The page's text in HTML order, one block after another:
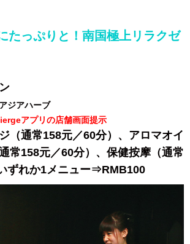
たっぷりと！南国極上リラクゼ
アジアハーブ
アプリの店舗画面提示
（通常158元／60分）、アロマオイ
常158元／60分）、保健按摩（通常
ずれか1メニュー⇒RMB100